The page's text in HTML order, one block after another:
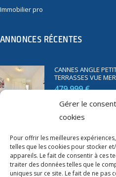
Gérer le
cookies
Pour offrir les meilleures
telles que les cookies pour stocker
appareils. Le fait de consentir à ces
traiter des données telles que le
uniques sur ce site. Le fait de ne pas
Immobilier pro
ANNONCES RÉCENTES
CANNES ANGLE
TERRASSES VUE
479 999 €
TERRASSE PARKING
350 000 €